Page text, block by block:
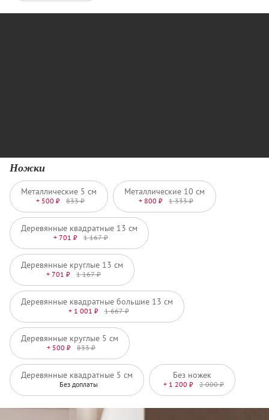
Ножки
Металлические 5 см
+ 500 ₽ 833 ₽
Металлические 10 см
+ 800 ₽ 1 333 ₽
Деревянные квадратные 13 см
+ 701 ₽ 1 167 ₽
Деревянные круглые 13 см
+ 701 ₽ 1 167 ₽
Деревянные квадратные большие 13 см
+ 1 001 ₽ 1 667 ₽
Деревянные круглые 5 см
+ 500 ₽ 833 ₽
Деревянные квадратные 5 см
Без доплаты
Без ножек
+ 1 200 ₽ 2 000 ₽